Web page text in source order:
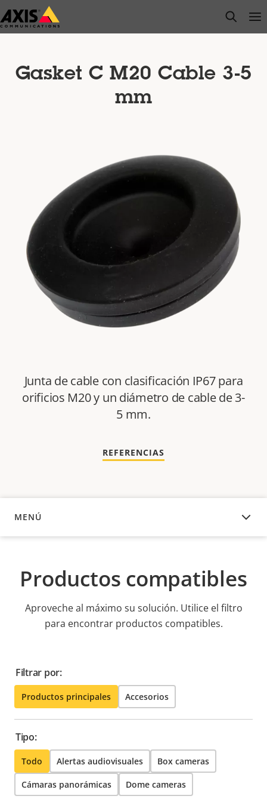
Saltar
al
open
Gasket C M20 Cable 3-5
mm
Junta de cable con clasificación IP67 para
orificios M20 y un diámetro de cable de 3-
5 mm.
REFERENCIAS
MENÚ
PRODUCTOS COMPATIBLES
Productos compatibles
Aproveche al máximo su solución. Utilice el filtro
para encontrar productos compatibles.
Filtrar por:
Productos principales Accesorios
Tipo:
Todo Alertas audiovisuales Box cameras
Cámaras panorámicas Dome cameras